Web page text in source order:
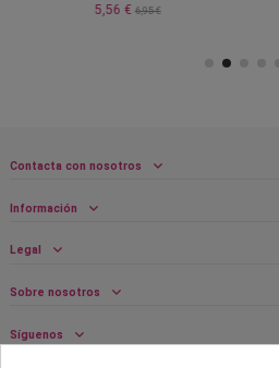
5,56 € 6,95 €
Contacta con nosotros
Información
Legal
Sobre nosotros
Síguenos